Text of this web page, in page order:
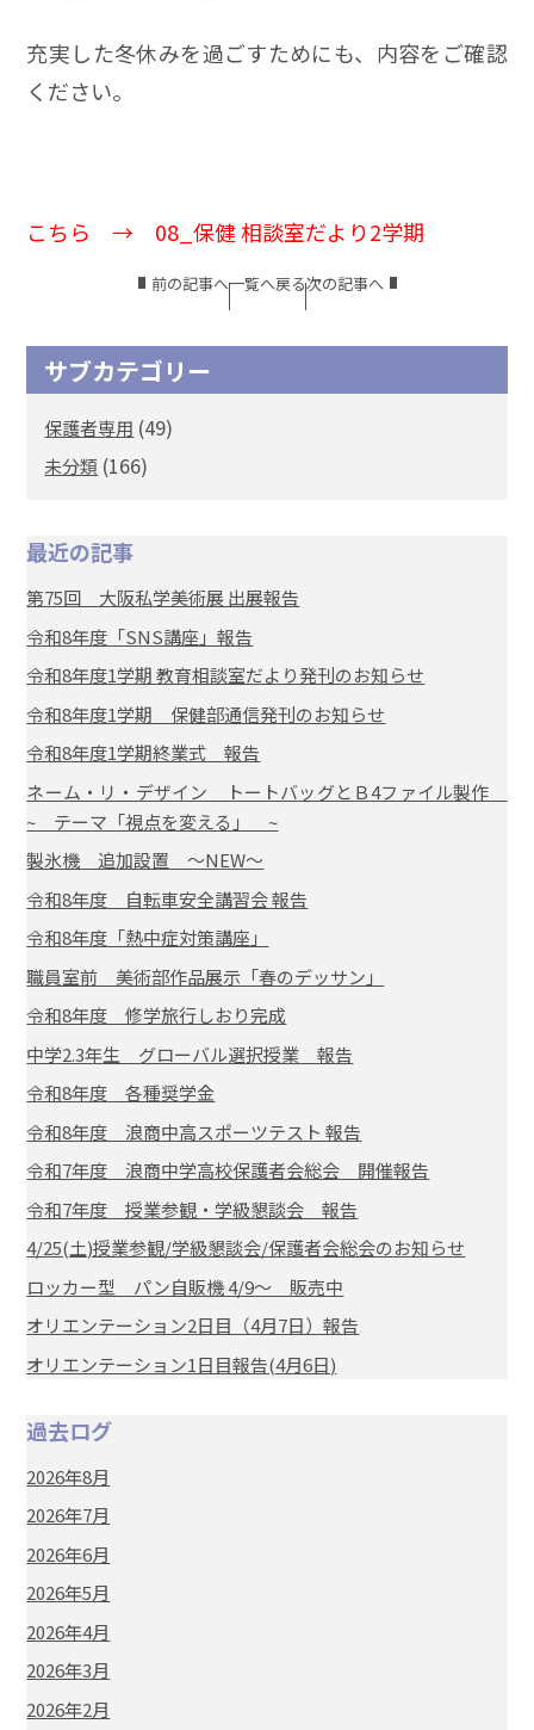
充実した冬休みを過ごすためにも、内容をご確認
ください。
こちら → 08_保健 相談室だより2学期
前の記事へ一覧へ戻る次の記事へ
サブカテゴリー
保護者専用 (49)
未分類 (166)
最近の記事
第75回 大阪私学美術展 出展報告
令和8年度「SNS講座」報告
令和8年度1学期 教育相談室だより発刊のお知らせ
令和8年度1学期 保健部通信発刊のお知らせ
令和8年度1学期終業式 報告
ネーム・リ・デザイン トートバッグとＢ4ファイル製作
~ テーマ「視点を変える」 ~
製氷機 追加設置 ～NEW～
令和8年度 自転車安全講習会 報告
令和8年度「熱中症対策講座」
職員室前 美術部作品展示「春のデッサン」
令和8年度 修学旅行しおり完成
中学2.3年生 グローバル選択授業 報告
令和8年度 各種奨学金
令和8年度 浪商中高スポーツテスト 報告
令和7年度 浪商中学高校保護者会総会 開催報告
令和7年度 授業参観・学級懇談会 報告
4/25(土)授業参観/学級懇談会/保護者会総会のお知らせ
ロッカー型 パン自販機 4/9～ 販売中
オリエンテーション2日目（4月7日）報告
オリエンテーション1日目報告(4月6日)
過去ログ
2026年8月
2026年7月
2026年6月
2026年5月
2026年4月
2026年3月
2026年2月